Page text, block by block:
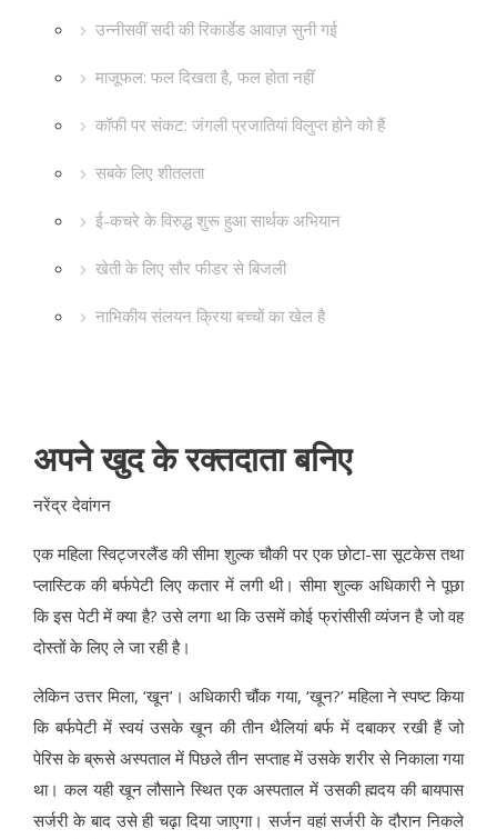
उन्नीसवीं सदी की रिकार्डेड आवाज़ सुनी गई
माजूफल: फल दिखता है, फल होता नहीं
कॉफी पर संकट: जंगली प्रजातियां विलुप्त होने को हैं
सबके लिए शीतलता
ई-कचरे के विरुद्ध शुरू हुआ सार्थक अभियान
खेती के लिए सौर फीडर से बिजली
नाभिकीय संलयन क्रिया बच्चों का खेल है
अपने खुद के रक्तदाता बनिए
नरेंद्र देवांगन
एक महिला स्विट्जरलैंड की सीमा शुल्क चौकी पर एक छोटा-सा सूटकेस तथा
प्लास्टिक की बर्फपेटी लिए कतार में लगी थी। सीमा शुल्क अधिकारी ने पूछा
कि इस पेटी में क्या है? उसे लगा था कि उसमें कोई फ्रांसीसी व्यंजन है जो वह
दोस्तों के लिए ले जा रही है।
लेकिन उत्तर मिला, ‘खून’। अधिकारी चौंक गया, ‘खून?’ महिला ने स्पष्ट किया
कि बर्फपेटी में स्वयं उसके खून की तीन थैलियां बर्फ में दबाकर रखी हैं जो
पेरिस के ब्रूसे अस्पताल में पिछले तीन सप्ताह में उसके शरीर से निकाला गया
था। कल यही खून लौसाने स्थित एक अस्पताल में उसकी ह्मदय की बायपास
सर्जरी के बाद उसे ही चढ़ा दिया जाएगा। सर्जन वहां सर्जरी के दौरान निकले